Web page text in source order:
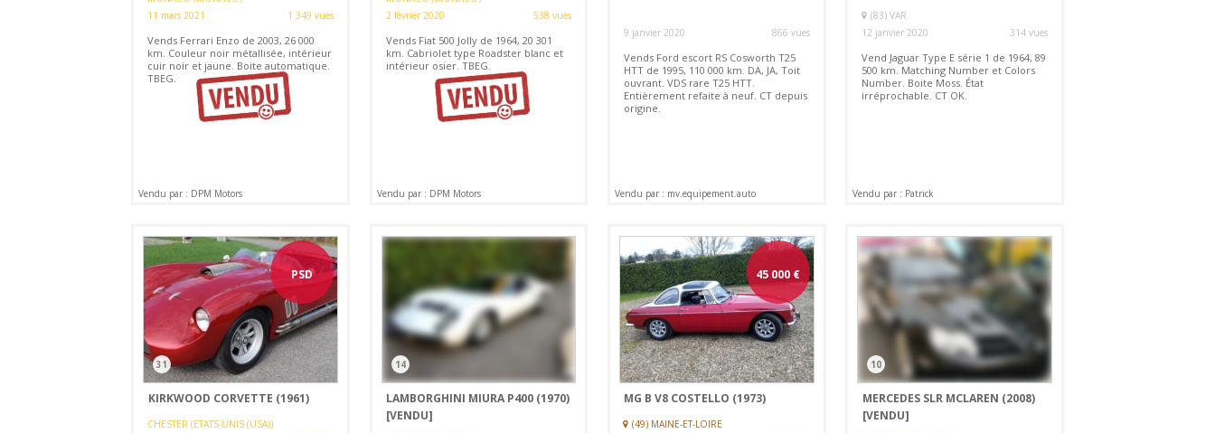
11 mars 2021
1 349 vues
Vends Ferrari Enzo de 2003, 26 000
km. Couleur noir métallisée, intérieur
cuir noir et jaune. Boite automatique.
TBEG.
Vendu par : DPM Motors
2 février 2020
538 vues
Vends Fiat 500 Jolly de 1964, 20 301
km. Cabriolet type Roadster blanc et
intérieur osier. TBEG.
Vendu par : DPM Motors
9 janvier 2020 866 vues
Vends Ford escort RS Cosworth T25
HTT de 1995, 110 000 km. DA, JA, Toit
ouvrant. VDS rare T25 HTT.
Entièrement refaite à neuf. CT depuis
origine.
Vendu par : mv.equipement.auto
(83) VAR
12 janvier 2020
314 vues
Vend Jaguar Type E série 1 de 1964, 89
500 km. Matching Number et Colors
Number. Boite Moss. État
irréprochable. CT OK.
Vendu par : Patrick
PSD
31
KIRKWOOD CORVETTE (1961)
CHESTER (ETATS-UNIS (USA))
14
LAMBORGHINI MIURA P400 (1970)
[VENDU]
45 000 €
MG B V8 COSTELLO (1973)
(49) MAINE-ET-LOIRE
10
MERCEDES SLR MCLAREN (2008)
[VENDU]